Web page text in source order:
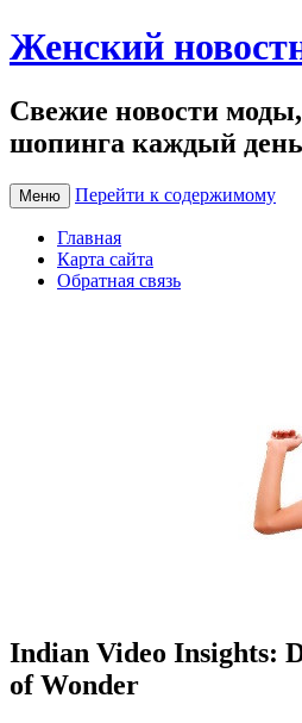
Женский
Свежие новости
шопинга каждый день
Меню Перейти к содержимому
Главная
Карта сайта
Обратная связь
Indian Video Insights:
of Wonder